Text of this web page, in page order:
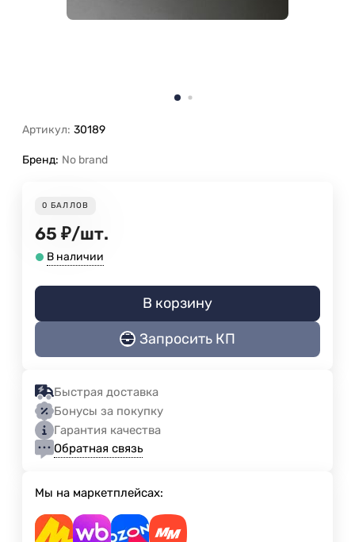
Артикул: 30189
Бренд: No brand
0 БАЛЛОВ
65 ₽/шт.
В наличии
В корзину
Запросить КП
Быстрая доставка
Бонусы за покупку
Гарантия качества
Обратная связь
Мы на маркетплейсах: